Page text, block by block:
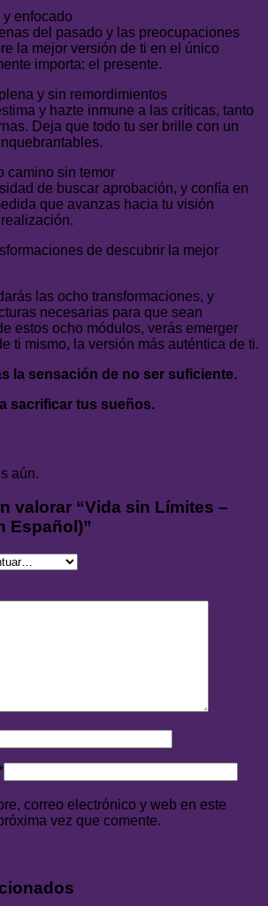
enfocado
del pasado y las preocupaciones
la mejor versión de ti en el único
importa: el presente.
y sin remordimientos
y hazte inmune a las críticas, tanto
Deja que todo tu ser brille con un
camino sin temor
de buscar aprobación, y confía en
que avanzas hacia tu visión
de descubrir la mejor
las ocho transformaciones, y
necesarias para que sean
estos ocho módulos, verás emerger
ti mismo, la versión más auténtica de ti.
la sensación de no ser suficiente.
sacrificar tus sueños.
aún.
valorar “Vida sin Límites –
Español)”
correo electrónico y web en este
vez que comente.